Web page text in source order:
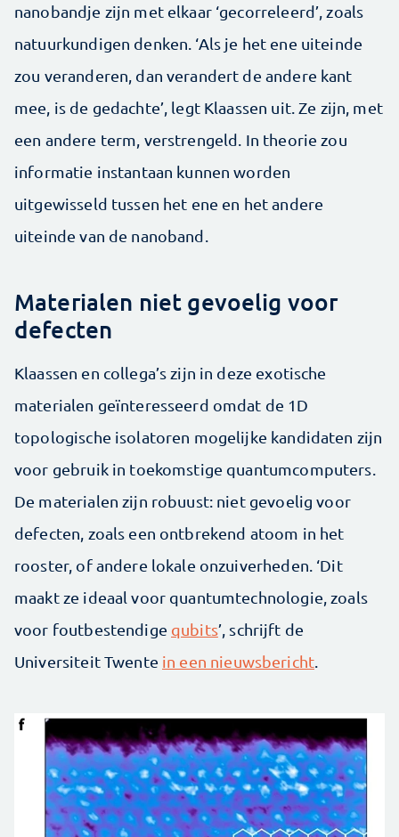
nanobandje zijn met elkaar ‘gecorreleerd’, zoals
natuurkundigen denken. ‘Als je het ene uiteinde
zou veranderen, dan verandert de andere kant
mee, is de gedachte’, legt Klaassen uit. Ze zijn, met
een andere term, verstrengeld. In theorie zou
informatie instantaan kunnen worden
uitgewisseld tussen het ene en het andere
uiteinde van de nanoband.
Materialen niet gevoelig voor
defecten
Klaassen en collega’s zijn in deze exotische
materialen geïnteresseerd omdat de 1D
topologische isolatoren mogelijke kandidaten zijn
voor gebruik in toekomstige quantumcomputers.
De materialen zijn robuust: niet gevoelig voor
defecten, zoals een ontbrekend atoom in het
rooster, of andere lokale onzuiverheden. ‘Dit
maakt ze ideaal voor quantumtechnologie, zoals
voor foutbestendige qubits’, schrijft de
Universiteit Twente in een nieuwsbericht